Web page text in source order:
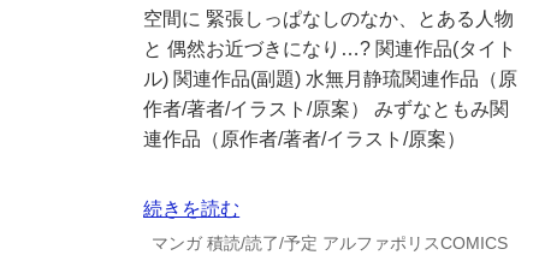
空間に 緊張しっぱなしのなか、とある人物
と 偶然お近づきになり…? 関連作品(タイト
ル) 関連作品(副題) 水無月静琉関連作品（原
作者/著者/イラスト/原案） みずなともみ関
連作品（原作者/著者/イラスト/原案）
続きを読む
マンガ 積読/読了/予定 アルファポリスCOMICS